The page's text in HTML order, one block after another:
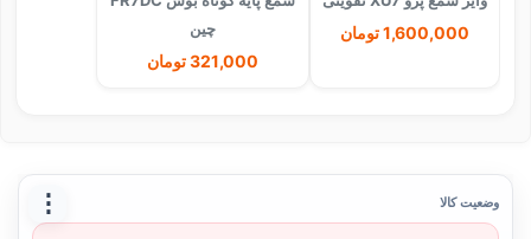
1,600,000 تومان
چین
321,000 تومان
⋮ وضعیت کالا